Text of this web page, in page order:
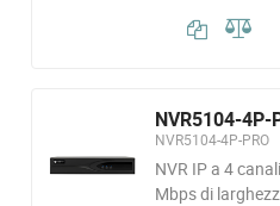
NVR5104-4P-
NVR5104-4P-PRO
NVR IP a 4
Mbps di